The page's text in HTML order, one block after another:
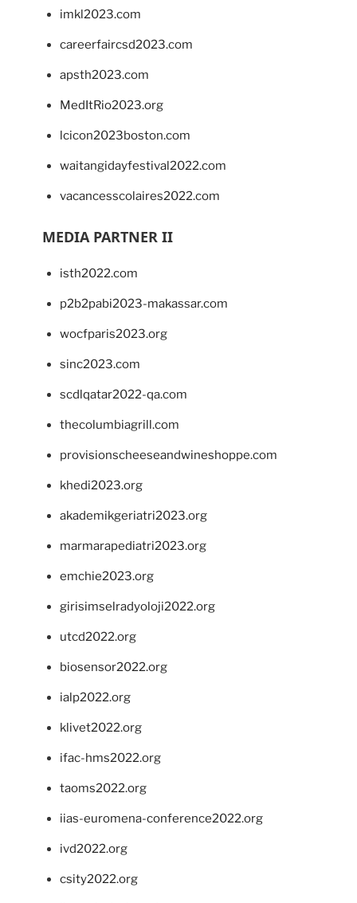
imkl2023.com
careerfaircsd2023.com
apsth2023.com
MedItRio2023.org
lcicon2023boston.com
waitangidayfestival2022.com
vacancesscolaires2022.com
MEDIA PARTNER II
isth2022.com
p2b2pabi2023-makassar.com
wocfparis2023.org
sinc2023.com
scdlqatar2022-qa.com
thecolumbiagrill.com
provisionscheeseandwineshoppe.com
khedi2023.org
akademikgeriatri2023.org
marmarapediatri2023.org
emchie2023.org
girisimselradyoloji2022.org
utcd2022.org
biosensor2022.org
ialp2022.org
klivet2022.org
ifac-hms2022.org
taoms2022.org
iias-euromena-conference2022.org
ivd2022.org
csity2022.org